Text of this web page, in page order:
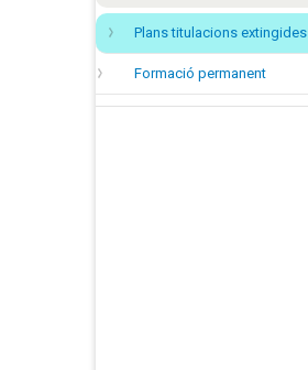
Plans titulacions extingides
Formació permanent